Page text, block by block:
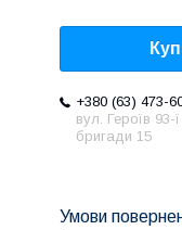
+380 (63) 473-
вул. Героїв 93-ї
бригади 15